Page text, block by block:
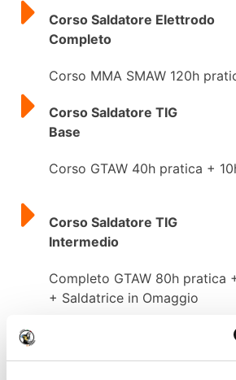
Corso Saldatore Elettrodo
Completo
Corso MMA SMAW 120h
Corso Saldatore TIG
Base
Corso GTAW 40h pratica +
Corso Saldatore TIG
Intermedio
Completo GTAW 80h pratica
+ Saldatrice in Omaggio